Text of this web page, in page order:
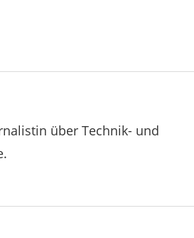
über Technik- und